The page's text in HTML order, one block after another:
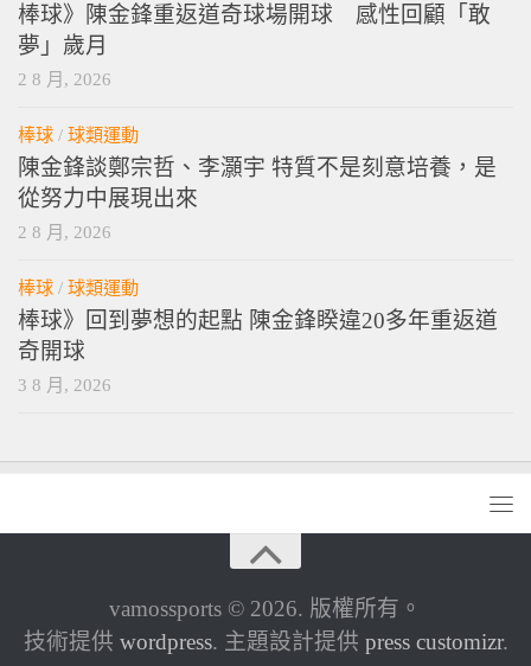
棒球》陳金鋒重返道奇球場開球 感性回顧「敢
夢」歲月
2 8 月, 2026
棒球 / 球類運動
陳金鋒談鄭宗哲、李灝宇 特質不是刻意培養，是
從努力中展現出來
2 8 月, 2026
棒球 / 球類運動
棒球》回到夢想的起點 陳金鋒睽違20多年重返道
奇開球
3 8 月, 2026
vamossports © 2026. 版權所有。
技術提供 wordpress. 主題設計提供 press customizr.